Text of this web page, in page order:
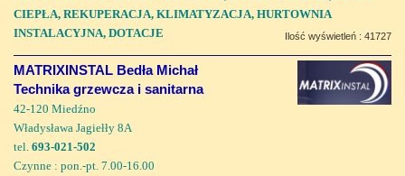
CIEPŁA, REKUPERACJA, KLIMATYZACJA, HURTOWNIA
INSTALACYJNA, DOTACJE
Ilość wyświetleń : 41727
MATRIXINSTAL Bedła Michał
Technika grzewcza i sanitarna
42-120 Miedźno
Władysława Jagiełły 8A
tel. 693-021-502
Czynne : pon.-pt. 7.00-16.00